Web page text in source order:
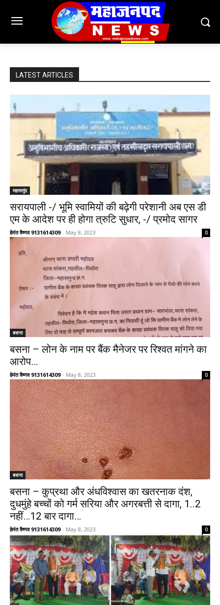
LATEST ARTICLES
महासमुंद
सरायपाली -/ भूमि स्वामियों की बढ़ेगी परेशानी अब एस डी
एम के आदेश पर ही होगा त्रुटि सुधार, -/ प्रमोद सागर
हेमंत वैष्णव 9131614309 - May 8, 2023 0
बसना
बसना – लोन के नाम पर बैंक मैनेजर पर रिश्वत मांगने का
आरोप…
हेमंत वैष्णव 9131614309 - May 8, 2023 0
बसना
बसना – कुप्रथा और अंधविश्वास का खतरनाक दंश,
दुधमुंहे बच्चों को गर्म सरिया और अगरबत्ती से दागा, 1..2
नहीं…12 बार दागा…
हेमंत वैष्णव 9131614309 - May 8, 2023 0